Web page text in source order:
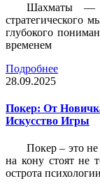
Шахматы —
стратегического
глубокого
временем
Подробнее
28.09.2025
Покер: От
Искусство Игры
Покер – это
на кону стоят не
острота